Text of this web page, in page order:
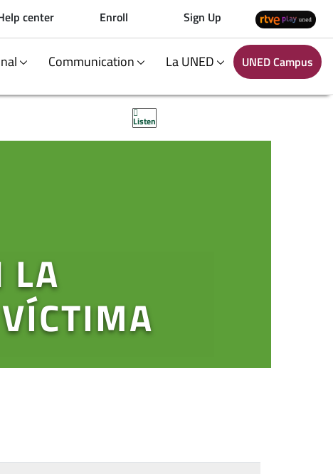
center Enroll Sign Up
Communication La UNED UNED Campus
Listen
LA